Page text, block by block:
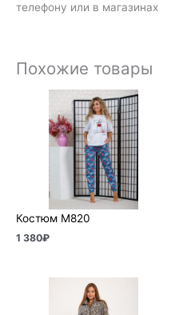
телефону или в магазинах
Похожие товары
Костюм М820
1 380₽